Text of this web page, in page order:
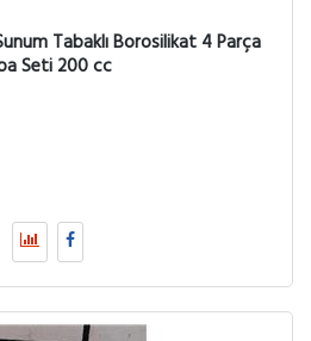
Tabaklı Borosilikat 4 Parça
Seti 200 cc